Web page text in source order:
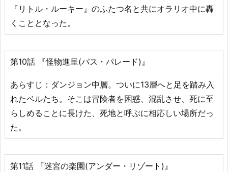
『リトル・ルーキー』のふたつ名と共にオラリオ中に轟
くこととなった。
第10話 『怪物進呈(パス・パレード)』
あらすじ：ダンジョン中層。ついに13層へと足を踏み入
れたベルたち。そこは冒険者を困惑、混乱させ、死に至
らしめることに長けた、死地と呼ぶに相応しい場所だっ
た。
第11話 『迷宮の楽園(アンダー・リゾート)』